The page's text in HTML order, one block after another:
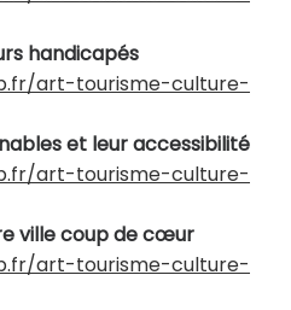
handicapés
art-tourisme-culture-
et leur accessibilité
art-tourisme-culture-
ville coup de cœur
art-tourisme-culture-